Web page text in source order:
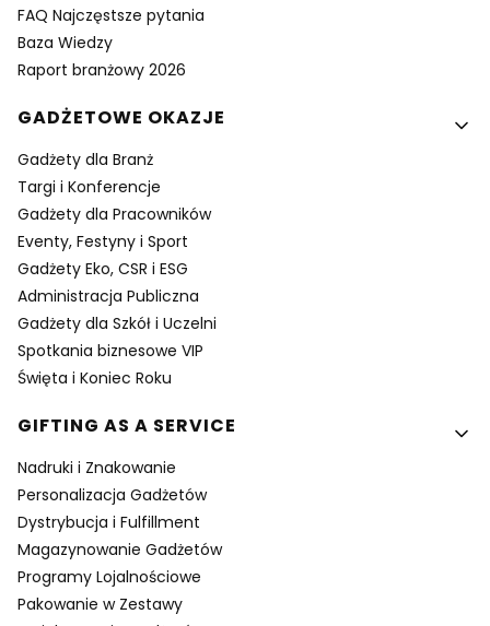
FAQ Najczęstsze pytania
Baza Wiedzy
Raport branżowy 2026
GADŻETOWE OKAZJE
Gadżety dla Branż
Targi i Konferencje
Gadżety dla Pracowników
Eventy, Festyny i Sport
Gadżety Eko, CSR i ESG
Administracja Publiczna
Gadżety dla Szkół i Uczelni
Spotkania biznesowe VIP
Święta i Koniec Roku
GIFTING AS A SERVICE
Nadruki i Znakowanie
Personalizacja Gadżetów
Dystrybucja i Fulfillment
Magazynowanie Gadżetów
Programy Lojalnościowe
Pakowanie w Zestawy